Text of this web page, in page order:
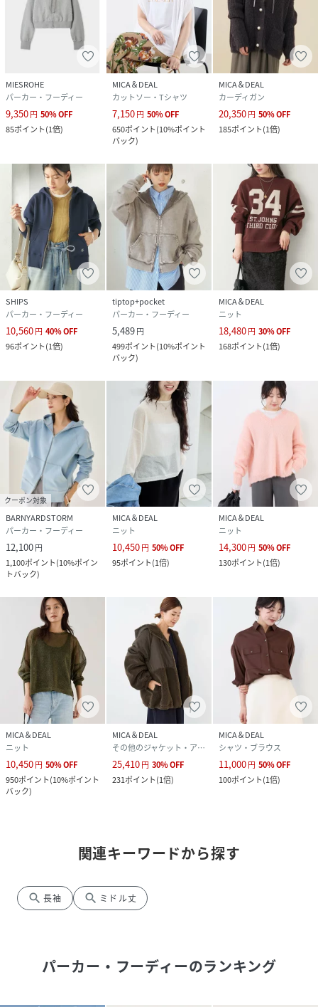
MIESROHE
パーカー・フーディー
9,350円 50%OFF
85ポイント(1倍)
MICA＆DEAL
カットソー・Tシャツ
7,150円 50%OFF
650ポイント(10%ポイント
バック)
MICA＆DEAL
カーディガン
20,350円 50%OFF
185ポイント(1倍)
SHIPS
パーカー・フーディー
10,560円 40%OFF
96ポイント(1倍)
tiptop+pocket
パーカー・フーディー
5,489円
499ポイント(10%ポイント
バック)
MICA＆DEAL
ニット
18,480円 30%OFF
168ポイント(1倍)
クーポン対象
BARNYARDSTORM
パーカー・フーディー
12,100円
1,100ポイント(10%ポイン
トバック)
MICA＆DEAL
ニット
10,450円 50%OFF
95ポイント(1倍)
MICA＆DEAL
ニット
14,300円 50%OFF
130ポイント(1倍)
MICA＆DEAL
ニット
10,450円 50%OFF
950ポイント(10%ポイント
バック)
MICA＆DEAL
その他のジャケット・アウター
25,410円 30%OFF
231ポイント(1倍)
MICA＆DEAL
シャツ・ブラウス
11,000円 50%OFF
100ポイント(1倍)
関連キーワードから探す
search 長袖 search ミドル丈
パーカー・フーディーのランキング